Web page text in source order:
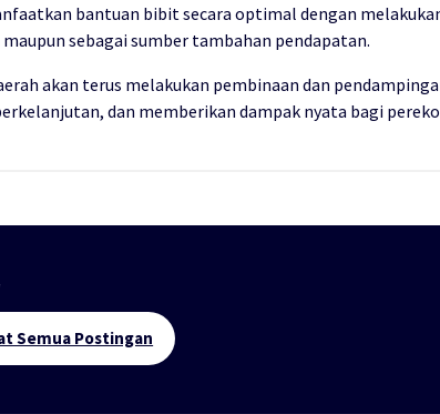
bantuan bibit secara optimal dengan
sebagai sumber tambahan pendapatan.
akan terus melakukan pembinaan dan
dan memberikan dampak nyata bagi
Semua Postingan